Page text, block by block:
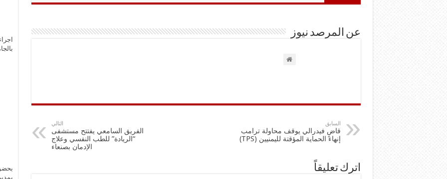
عن المرصد نيوز
السابق
قاضٍ فيدرالي يوقف محاولة ترامب
إنهاء الحماية المؤقتة لليمنيين (TPS)
التالي
الفريق السامعي يفتتح مستشفى
“الريادة” للطب النفسي وعلاج
الإدمان بصنعاء
اترك تعليقاً